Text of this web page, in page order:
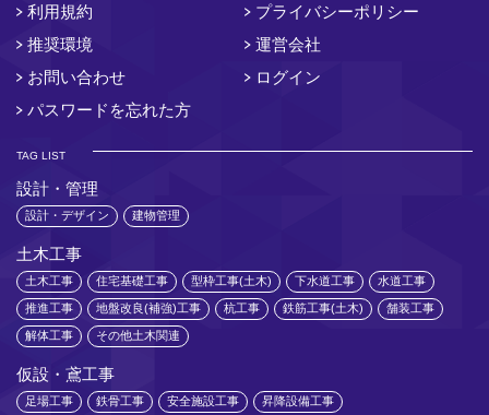
利用規約
プライバシーポリシー
推奨環境
運営会社
お問い合わせ
ログイン
パスワードを忘れた方
TAG LIST
設計・管理
設計・デザイン 建物管理
土木工事
土木工事 住宅基礎工事 型枠工事(土木) 下水道工事 水道工事
推進工事 地盤改良(補強)工事 杭工事 鉄筋工事(土木) 舗装工事
解体工事 その他土木関連
仮設・鳶工事
足場工事 鉄骨工事 安全施設工事 昇降設備工事